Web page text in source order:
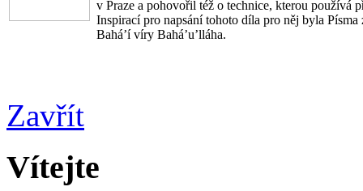
v Praze a pohovořil též o technice, kterou používá
Inspirací pro napsání tohoto díla pro něj byla Písma
Bahá’í víry Bahá’u’lláha.
Zavřít
Vítejte